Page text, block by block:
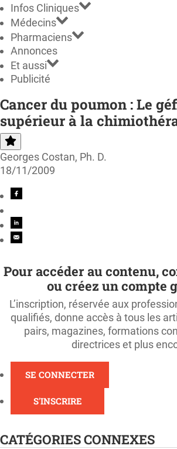
Infos Cliniques
Médecins
Pharmaciens
Annonces
Et aussi
Publicité
Cancer du poumon : Le
supérieur à la
Georges Costan, Ph. D.
18/11/2009
Pour accéder au contenu,
ou créez un compte
L’inscription, réservée aux
qualifiés, donne accès à tous les
pairs, magazines, formations
directrices et plus
SE CONNECTER
S'INSCRIRE
CATÉGORIES CONNEXES